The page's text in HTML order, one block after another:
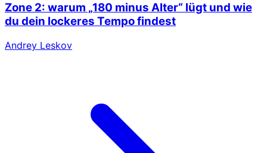
Zone 2: warum „180 minus Alter“ lügt und wie
du dein lockeres Tempo findest
Andrey Leskov